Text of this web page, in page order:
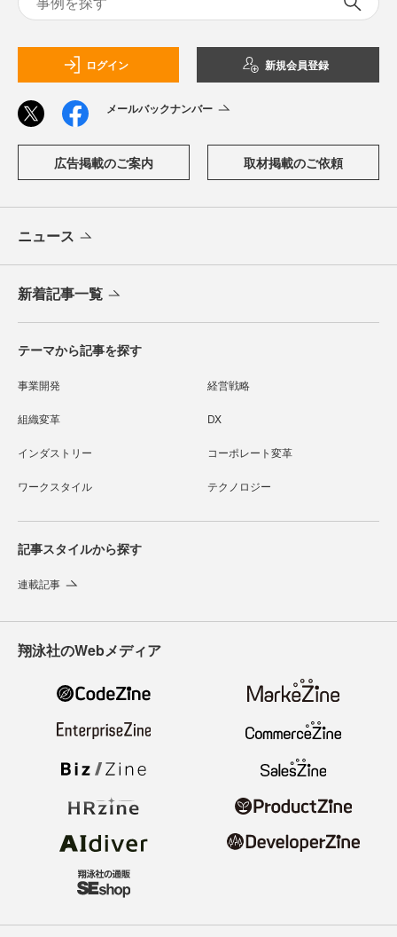
ログイン 新規会員登録
メールバックナンバー
広告掲載のご案内 取材掲載のご依頼
ニュース
新着記事一覧
テーマから記事を探す
事業開発 経営戦略
組織変革 DX
インダストリー コーポレート変革
ワークスタイル テクノロジー
記事スタイルから探す
連載記事
翔泳社のWebメディア